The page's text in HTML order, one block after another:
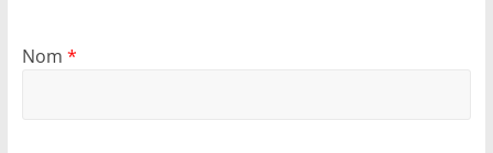
Nom *